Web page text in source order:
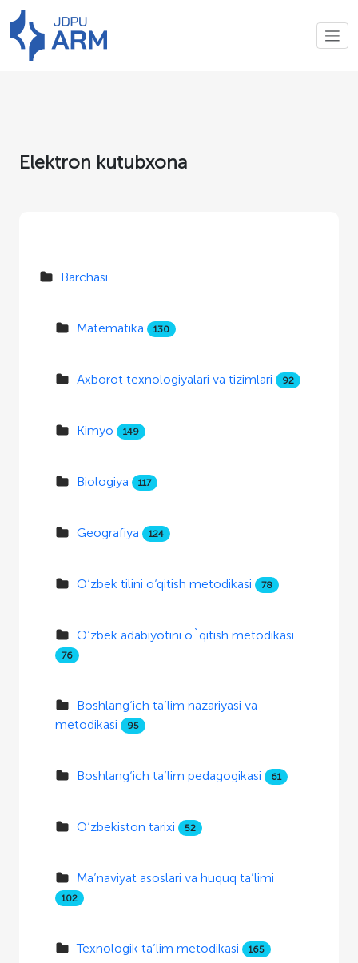
Elektron kutubxona
Barchasi
Matematika 130
Axborot texnologiyalari va tizimlari 92
Kimyo 149
Biologiya 117
Geografiya 124
O‘zbek tilini o‘qitish metodikasi 78
O‘zbek adabiyotini o`qitish metodikasi
76
Boshlang‘ich ta’lim nazariyasi va
metodikasi
95
Boshlang‘ich ta’lim pedagogikasi 61
O‘zbekiston tarixi 52
Ma’naviyat asoslari va huquq ta’limi
102
Texnologik ta’lim metodikasi 165